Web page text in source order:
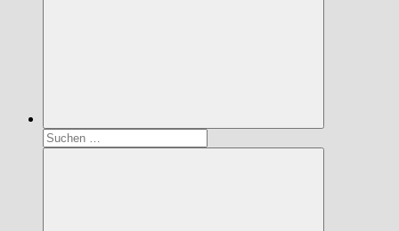
Suchen
nach: